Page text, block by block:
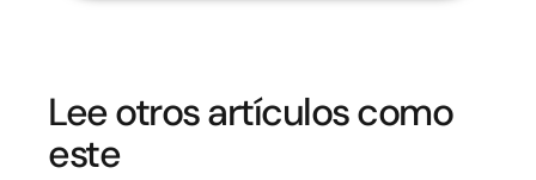
Lee otros artículos como
este